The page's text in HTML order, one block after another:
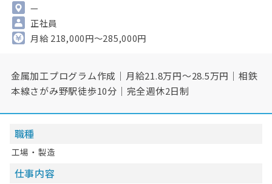
—
正社員
月給 218,000円～285,000円
金属加工プログラム作成｜月給21.8万円～28.5万円｜相鉄
本線さがみ野駅徒歩10分｜完全週休2日制
職種
工場・製造
仕事内容